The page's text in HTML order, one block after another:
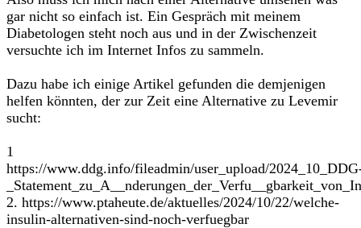
gar nicht so einfach ist. Ein Gespräch mit meinem
Diabetologen steht noch aus und in der Zwischenzeit
versuchte ich im Internet Infos zu sammeln.
Dazu habe ich einige Artikel gefunden die demjenigen
helfen könnten, der zur Zeit eine Alternative zu Levemir
sucht:
1
https://www.ddg.info/fileadmin/user_upload/
2. https://www.ptaheute.de/aktuelles/2024/10/22/welche-
insulin-alternativen-sind-noch-verfuegbar